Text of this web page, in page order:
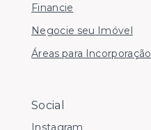
Financie
Negocie seu Imóvel
Áreas para Incorporação
Social
Instagram